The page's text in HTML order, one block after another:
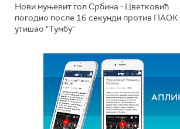
Нови муњевит гол Србина - Цветковић
погодио после 16 секунди против
утишао "Тумбу"